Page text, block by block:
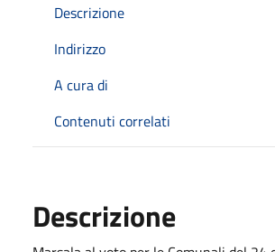
Descrizione
Indirizzo
A cura di
Contenuti correlati
Descrizione